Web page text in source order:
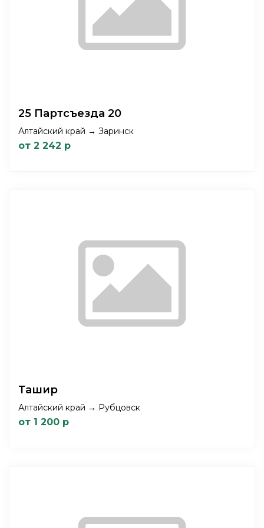
25 Партсъезда 20
Алтайский край → Заринск
от 2 242 р
Ташир
Алтайский край → Рубцовск
от 1 200 р